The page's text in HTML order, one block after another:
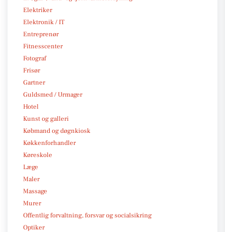
Elektriker
Elektronik / IT
Entreprenør
Fitnesscenter
Fotograf
Frisør
Gartner
Guldsmed / Urmager
Hotel
Kunst og galleri
Købmand og døgnkiosk
Køkkenforhandler
Køreskole
Læge
Maler
Massage
Murer
Offentlig forvaltning, forsvar og socialsikring
Optiker